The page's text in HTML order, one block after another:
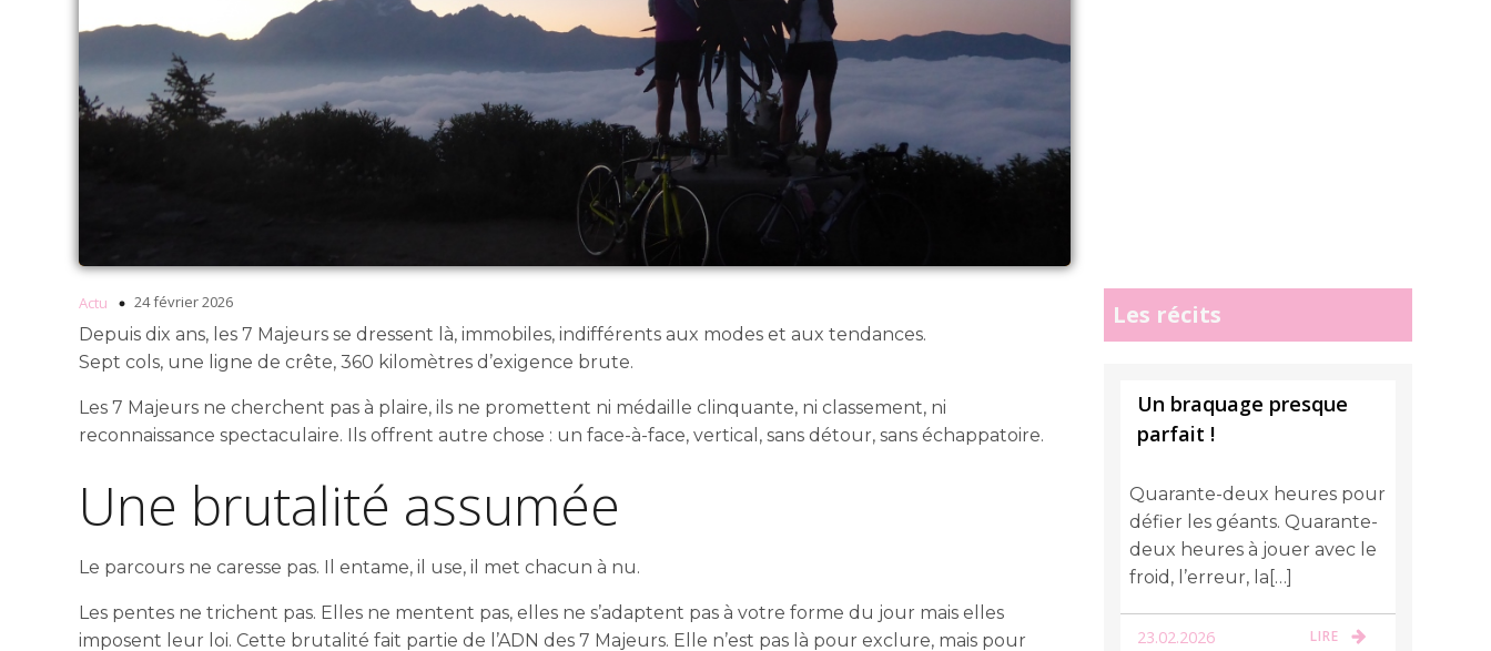
Actu 24 février 2026
Depuis dix ans, les 7 Majeurs se dressent là, immobiles, indifférents aux modes et aux tendances.
Sept cols, une ligne de crête, 360 kilomètres d’exigence brute.
Les 7 Majeurs ne cherchent pas à plaire, ils ne promettent ni médaille clinquante, ni classement, ni
reconnaissance spectaculaire. Ils offrent autre chose : un face-à-face, vertical, sans détour, sans échappatoire.
Une brutalité assumée
Le parcours ne caresse pas. Il entame, il use, il met chacun à nu.
Les pentes ne trichent pas. Elles ne mentent pas, elles ne s’adaptent pas à votre forme du jour mais elles
imposent leur loi. Cette brutalité fait partie de l’ADN des 7 Majeurs. Elle n’est pas là pour exclure, mais pour
Les récits
Un braquage presque
parfait !
Quarante-deux heures pour
défier les géants. Quarante-
deux heures à jouer avec le
froid, l’erreur, la[…]
23.02.2026 LIRE